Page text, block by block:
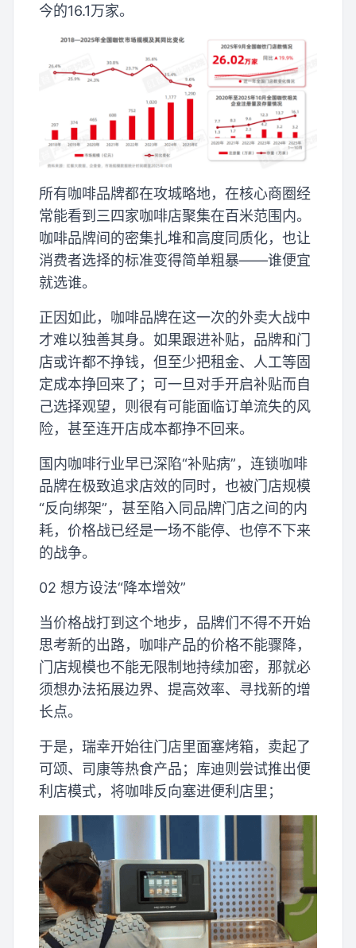
今的16.1万家。
所有咖啡品牌都在攻城略地，在核心商圈经
常能看到三四家咖啡店聚集在百米范围内。
咖啡品牌间的密集扎堆和高度同质化，也让
消费者选择的标准变得简单粗暴——谁便宜
就选谁。
正因如此，咖啡品牌在这一次的外卖大战中
才难以独善其身。如果跟进补贴，品牌和门
店或许都不挣钱，但至少把租金、人工等固
定成本挣回来了；可一旦对手开启补贴而自
己选择观望，则很有可能面临订单流失的风
险，甚至连开店成本都挣不回来。
国内咖啡行业早已深陷“补贴病”，连锁咖啡
品牌在极致追求店效的同时，也被门店规模
“反向绑架”，甚至陷入同品牌门店之间的内
耗，价格战已经是一场不能停、也停不下来
的战争。
02 想方设法“降本增效”
当价格战打到这个地步，品牌们不得不开始
思考新的出路，咖啡产品的价格不能骤降，
门店规模也不能无限制地持续加密，那就必
须想办法拓展边界、提高效率、寻找新的增
长点。
于是，瑞幸开始往门店里面塞烤箱，卖起了
可颂、司康等热食产品；库迪则尝试推出便
利店模式，将咖啡反向塞进便利店里；